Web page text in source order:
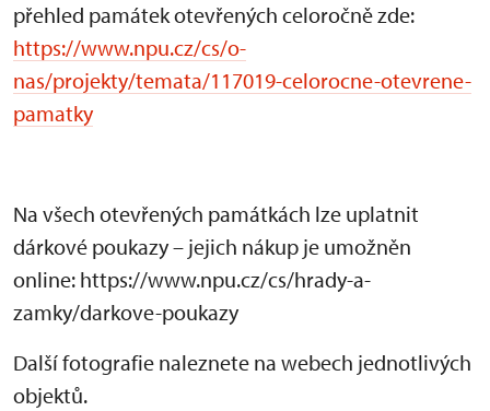
přehled památek otevřených celoročně zde:
https://www.npu.cz/cs/o-
nas/projekty/temata/117019-celorocne-otevrene-
pamatky
Na všech otevřených památkách lze uplatnit
dárkové poukazy – jejich nákup je umožněn
online: https://www.npu.cz/cs/hrady-a-
zamky/darkove-poukazy
Další fotografie naleznete na webech jednotlivých
objektů.